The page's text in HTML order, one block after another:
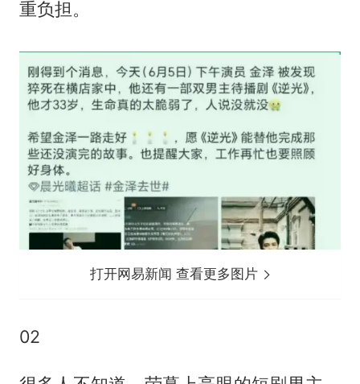
重负担。
打开网易新闻 查看更多图片
02